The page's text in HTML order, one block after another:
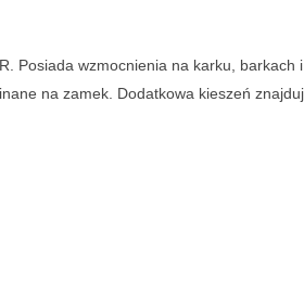
Posiada wzmocnienia na karku,
na zamek. Dodatkowa kieszeń